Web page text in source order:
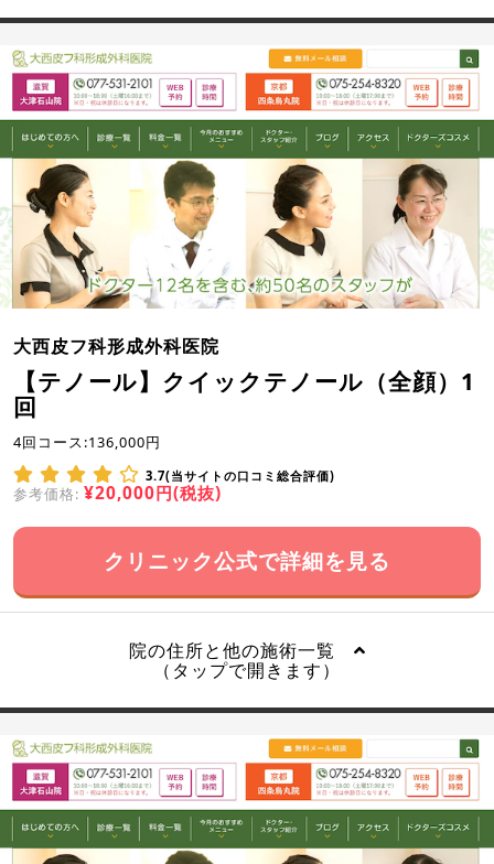
大西皮フ科形成外科医院
【テノール】クイックテノール（全顔）1
回
4回コース:136,000円
3.7(当サイトの口コミ総合評価)
参考価格: ¥20,000円(税抜)
クリニック公式で詳細を見る
院の住所と他の施術一覧
（タップで開きます）